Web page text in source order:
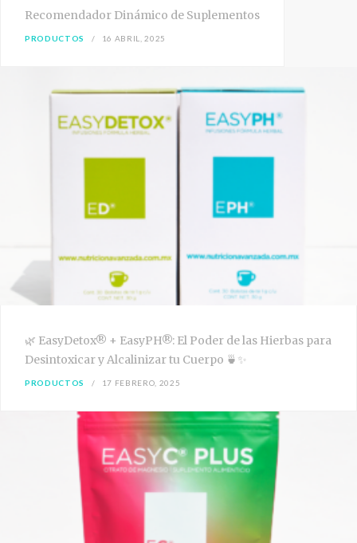
Recomendador Dinámico de Suplementos
PRODUCTOS 16 ABRIL, 2025
🌿 EasyDetox® + EasyPH®: El Poder de las Hierbas para
Desintoxicar y Alcalinizar tu Cuerpo 🍵✨
PRODUCTOS 17 FEBRERO, 2025